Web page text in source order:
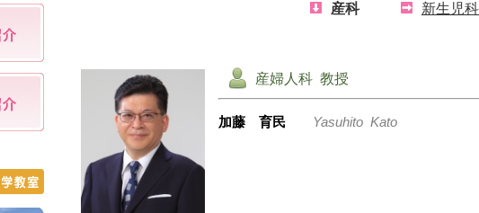
産科 新生児科
産婦人科 教授
加藤 育民 Yasuhito Kato